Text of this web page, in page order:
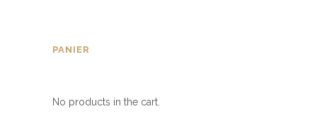
PANIER
No products in the cart.